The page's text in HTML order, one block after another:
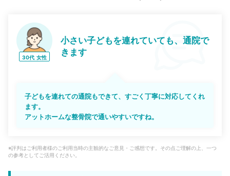
30代 女性
小さい子どもを連れていても、通院で
きます
子どもを連れての通院もできて、すごく丁寧に対応してくれ
ます。
アットホームな整骨院で通いやすいですね。
※評判はご利用者様のご利用当時の主観的なご意見・ご感想です。その点ご理解の上、一つ
の参考としてご活用ください。